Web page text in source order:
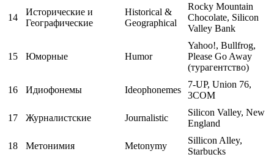
14
Исторические и
Географические
Historical &
Geographical
Rocky Mountain
Chocolate, Silicon
Valley Bank
15 Юморные Humor
Yahoo!, Bullfrog,
Please Go Away
(турагентство)
16 Идиофонемы Ideophonemes
7-UP, Union 76,
3COM
17 Журналистские Journalistic
Silicon Valley, New
England
18 Метонимия Metonymy
Sillicon Alley,
Starbucks